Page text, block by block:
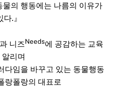
물의 행동에는 나름의 이유가
다.』
과 니즈Needs에 공감하는 교육
알리며
다임을 바꾸고 있는 동물행동
랑폴랑의 대표로